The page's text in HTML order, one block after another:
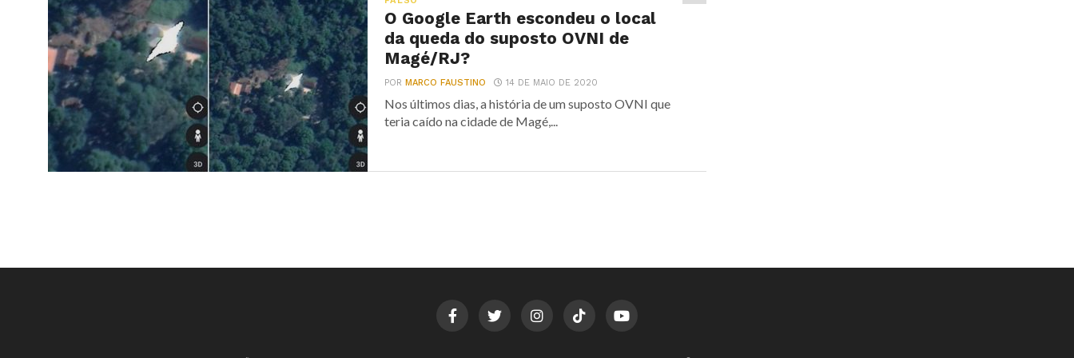
O Google Earth escondeu o local
da queda do suposto OVNI de
Magé/RJ?
PORMARCO FAUSTINO 14 DE MAIO DE 2020
Nos últimos dias, a história de um suposto OVNI que
teria caído na cidade de Magé,...